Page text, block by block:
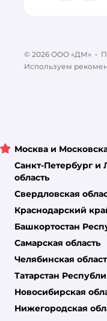
© 2026 ООО «ДМ» •
Используем
Москва и
Санкт-Петербург и
область
Свердловская
Краснодарский
Башкортостан
Самарская область
Челябинская
Татарстан
Новосибирская
Нижегородская